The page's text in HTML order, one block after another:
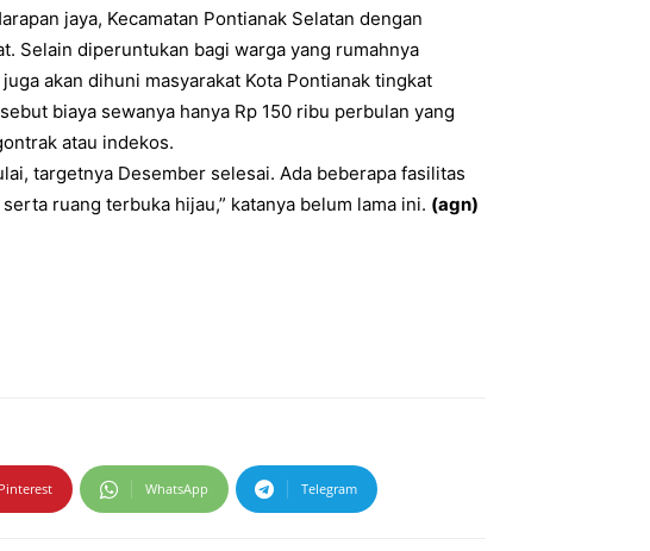
jaya, Kecamatan Pontianak Selatan dengan
Selain diperuntukan bagi warga yang rumahnya
akan dihuni masyarakat Kota Pontianak tingkat
biaya sewanya hanya Rp 150 ribu perbulan yang
atau indekos.
targetnya Desember selesai. Ada beberapa fasilitas
ruang terbuka hijau,” katanya belum lama ini. (agn)
Pinterest WhatsApp Telegram